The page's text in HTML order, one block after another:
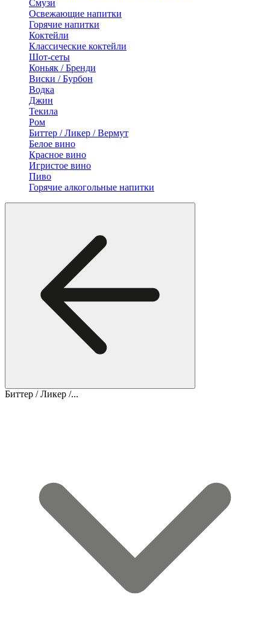
Смузи
Освежающие напитки
Горячие напитки
Коктейли
Классические коктейли
Шот-сеты
Коньяк / Бренди
Виски / Бурбон
Водка
Джин
Текила
Ром
Биттер / Ликер / Вермут
Белое вино
Красное вино
Игристое вино
Пиво
Горячие алкогольные напитки
Биттер / Ликер /...